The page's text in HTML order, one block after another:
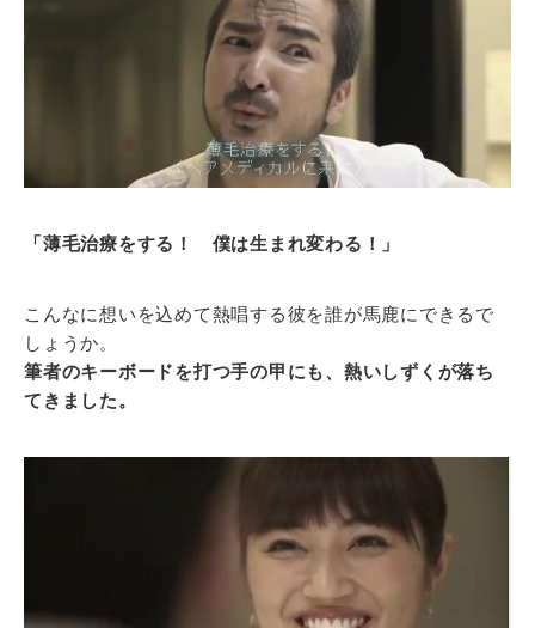
「薄毛治療をする！ 僕は生まれ変わる！」
こんなに想いを込めて熱唱する彼を誰が馬鹿にできるで
しょうか。
筆者のキーボードを打つ手の甲にも、熱いしずくが落ち
てきました。